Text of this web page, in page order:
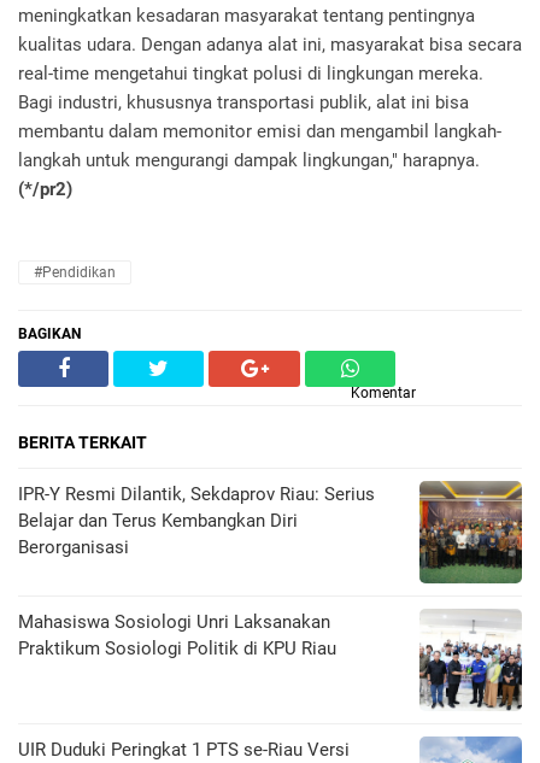
meningkatkan kesadaran masyarakat tentang pentingnya
kualitas udara. Dengan adanya alat ini, masyarakat bisa secara
real-time mengetahui tingkat polusi di lingkungan mereka.
Bagi industri, khususnya transportasi publik, alat ini bisa
membantu dalam memonitor emisi dan mengambil langkah-
langkah untuk mengurangi dampak lingkungan," harapnya.
(*/pr2)
#Pendidikan
BAGIKAN
Komentar
BERITA TERKAIT
IPR-Y Resmi Dilantik, Sekdaprov Riau: Serius
Belajar dan Terus Kembangkan Diri
Berorganisasi
Mahasiswa Sosiologi Unri Laksanakan
Praktikum Sosiologi Politik di KPU Riau
UIR Duduki Peringkat 1 PTS se-Riau Versi